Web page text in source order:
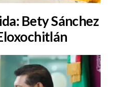
Bety Sánchez